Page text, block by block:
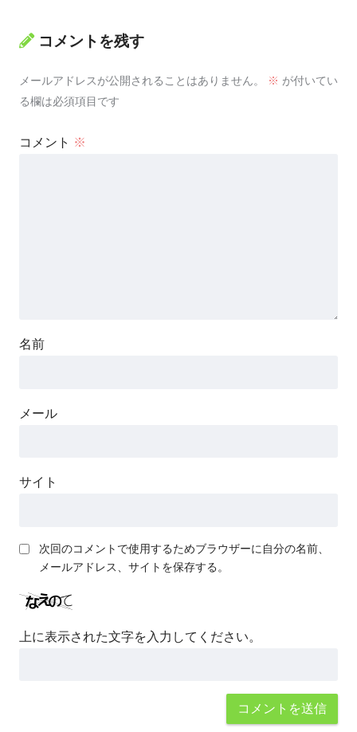
コメントを残す
メールアドレスが公開されることはありません。 ※ が付いてい
る欄は必須項目です
コメント ※
名前
メール
サイト
次回のコメントで使用するためブラウザーに自分の名前、
メールアドレス、サイトを保存する。
上に表示された文字を入力してください。